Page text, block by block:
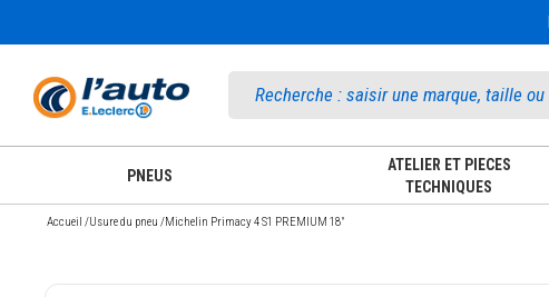
PNEUS
ATELIER ET PIECES
TECHNIQUES
Accueil /Usure du pneu /Michelin Primacy 4 S1 PREMIUM 18"